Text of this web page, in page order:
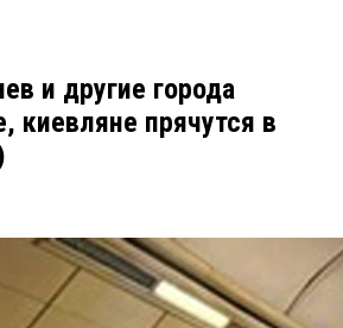
и другие города
киевляне прячутся в